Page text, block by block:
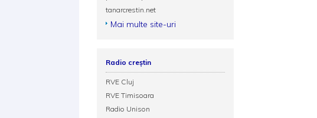
tanarcrestin.net
Mai multe site-uri
Radio creștin
RVE Cluj
RVE Timisoara
Radio Unison